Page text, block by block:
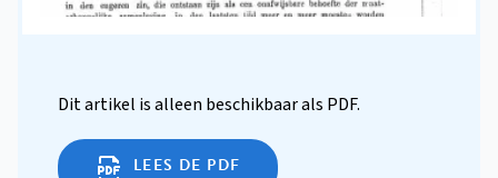
Dit artikel is alleen beschikbaar als PDF.
LEES DE PDF